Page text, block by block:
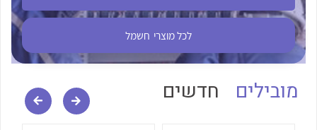
לכל מוצרי חשמל
מובילים חדשים